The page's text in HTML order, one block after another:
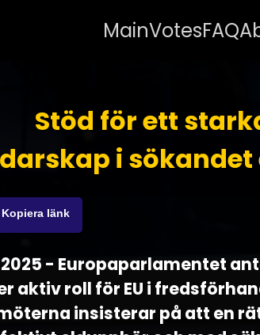
MainVotesFAQ
Stöd för ett
i
Kopiera länk
2025 - Europaparlamentet
aktiv roll för EU i
insisterar på att en